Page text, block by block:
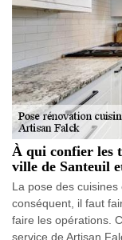
À qui confier les
ville de Santeuil
La pose des
conséquent, il faut
faire les opérations.
service de Artisan